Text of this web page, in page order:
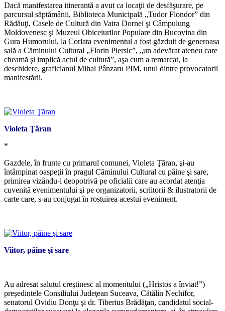
Dacă manifestarea itinerantă a avut ca locaţii de desfăşurare, pe
parcursul săptămânii, Biblioteca Municipală „Tudor Flondor” din
Rădăuţi, Casele de Cultură din Vatra Dornei şi Câmpulung
Moldovenesc şi Muzeul Obiceiurilor Populare din Bucovina din
Gura Humorului, la Corlata evenimentul a fost găzduit de generoasa
sală a Căminului Cultural „Florin Piersic”, „un adevărat ateneu care
cheamă şi implică actul de cultură”, aşa cum a remarcat, la
deschidere, graficianul Mihai Pânzaru PIM, unul dintre provocatorii
manifestării.
Violeta Ţăran
*
Gazdele, în frunte cu primarul comunei, Violeta Ţăran, şi-au
întâmpinat oaspeţii în pragul Căminului Cultural cu pâine şi sare,
primirea vizându-i deopotrivă pe oficialii care au acordat atenţia
cuvenită evenimentului şi pe organizatorii, scriitorii & ilustratorii de
carte care, s-au conjugat în rostuirea acestui eveniment.
Viitor, pâine şi sare
Au adresat salutul creştinesc al momentului („Hristos a înviat!”)
preşedintele Consiliului Judeţean Suceava, Cătălin Nechifor,
senatorul Ovidiu Donţu şi dr. Tiberius Brădăţan, candidatul social-